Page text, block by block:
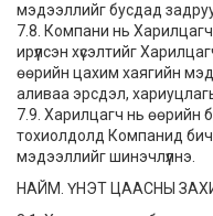
мэдээллийг бусдад
7.8. Компани нь
ирүүлсэн хүсэлтийг
өөрийн цахим хаягийн
аливаа эрсдэл,
7.9. Харилцагч нь өөрийн
тохиолдолд Компанид
мэдээллийг шинэчлүүлнэ.
НАЙМ. ҮНЭТ ЦААСНЫ